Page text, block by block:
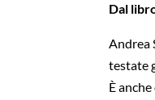
Dal
Andrea
testate
È